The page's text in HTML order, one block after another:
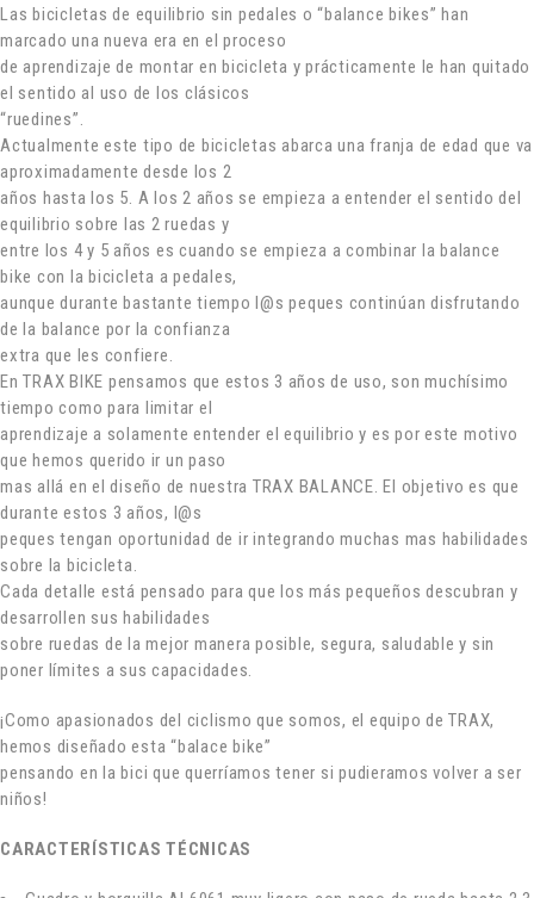
Las bicicletas de equilibrio sin pedales o “balance bikes” han
marcado una nueva era en el proceso
de aprendizaje de montar en bicicleta y prácticamente le han quitado
el sentido al uso de los clásicos
“ruedines”.
Actualmente este tipo de bicicletas abarca una franja de edad que va
aproximadamente desde los 2
años hasta los 5. A los 2 años se empieza a entender el sentido del
equilibrio sobre las 2 ruedas y
entre los 4 y 5 años es cuando se empieza a combinar la balance
bike con la bicicleta a pedales,
aunque durante bastante tiempo l@s peques continúan disfrutando
de la balance por la confianza
extra que les confiere.
En TRAX BIKE pensamos que estos 3 años de uso, son muchísimo
tiempo como para limitar el
aprendizaje a solamente entender el equilibrio y es por este motivo
que hemos querido ir un paso
mas allá en el diseño de nuestra TRAX BALANCE. El objetivo es que
durante estos 3 años, l@s
peques tengan oportunidad de ir integrando muchas mas habilidades
sobre la bicicleta.
Cada detalle está pensado para que los más pequeños descubran y
desarrollen sus habilidades
sobre ruedas de la mejor manera posible, segura, saludable y sin
poner límites a sus capacidades.
¡Como apasionados del ciclismo que somos, el equipo de TRAX,
hemos diseñado esta “balace bike”
pensando en la bici que querríamos tener si pudieramos volver a ser
niños!
CARACTERÍSTICAS TÉCNICAS